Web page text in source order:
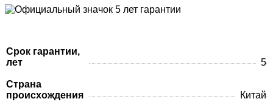
Срок гарантии,
лет
5
Страна
происхождения
Китай